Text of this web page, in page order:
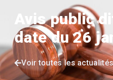
Avis public
date du 26
Voir toutes les